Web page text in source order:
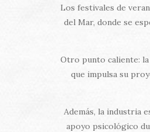
Los festivales de
del Mar, donde se
Otro punto caliente:
que impulsa su
Además, la industria
apoyo psicológico